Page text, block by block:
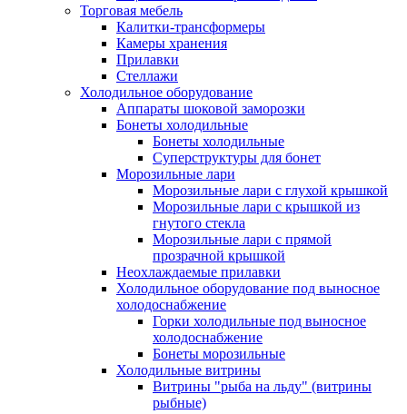
Торговая мебель
Калитки-трансформеры
Камеры хранения
Прилавки
Стеллажи
Холодильное оборудование
Аппараты шоковой заморозки
Бонеты холодильные
Бонеты холодильные
Суперструктуры для бонет
Морозильные лари
Морозильные лари с глухой крышкой
Морозильные лари с крышкой из
гнутого стекла
Морозильные лари с прямой
прозрачной крышкой
Неохлаждаемые прилавки
Холодильное оборудование под выносное
холодоснабжение
Горки холодильные под выносное
холодоснабжение
Бонеты морозильные
Холодильные витрины
Витрины "рыба на льду" (витрины
рыбные)